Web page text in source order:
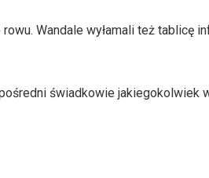
Wandale wyłamali też tablicę
świadkowie jakiegokolwiek